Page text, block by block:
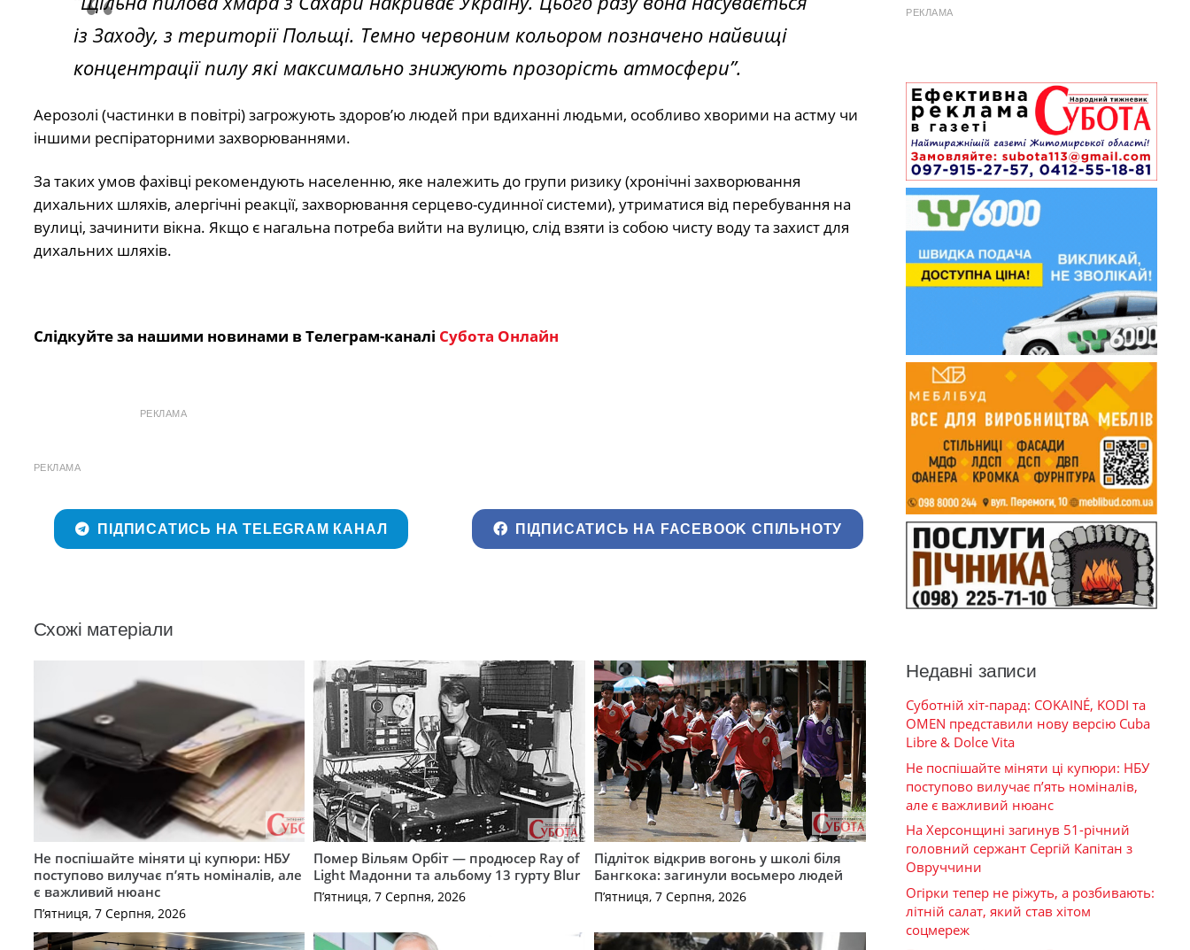
із Заходу, з території Польщі. Темно червоним кольором позначено найвищі
концентрації пилу які максимально знижують прозорість атмосфери”.
Аерозолі (частинки в повітрі) загрожують здоров’ю людей при вдиханні людьми, особливо хворими на астму чи
іншими респіраторними захворюваннями.
За таких умов фахівці рекомендують населенню, яке належить до групи ризику (хронічні захворювання
дихальних шляхів, алергічні реакції, захворювання серцево-судинної системи), утриматися від перебування на
вулиці, зачинити вікна. Якщо є нагальна потреба вийти на вулицю, слід взяти із собою чисту воду та захист для
дихальних шляхів.
Слідкуйте за нашими новинами в Телеграм-каналі Субота Онлайн
РЕКЛАМА
РЕКЛАМА
ПІДПИСАТИСЬ НА TELEGRAM КАНАЛ ПІДПИСАТИСЬ НА FACEBOOK СПІЛЬНОТУ
Схожі матеріали
Не поспішайте міняти ці купюри: НБУ
поступово вилучає п’ять номіналів, але
є важливий нюанс
П’ятниця, 7 Серпня, 2026
Помер Вільям Орбіт — продюсер Ray of
Light Мадонни та альбому 13 гурту Blur
П’ятниця, 7 Серпня, 2026
Підліток відкрив вогонь у школі біля
Бангкока: загинули восьмеро людей
П’ятниця, 7 Серпня, 2026
РЕКЛАМА
Недавні записи
Суботній хіт-парад: COKAINÉ, KODI та
OMEN представили нову версію Cuba
Libre & Dolce Vita
Не поспішайте міняти ці купюри: НБУ
поступово вилучає п’ять номіналів,
але є важливий нюанс
На Херсонщині загинув 51-річний
головний сержант Сергій Капітан з
Овруччини
Огірки тепер не ріжуть, а розбивають:
літній салат, який став хітом
соцмереж